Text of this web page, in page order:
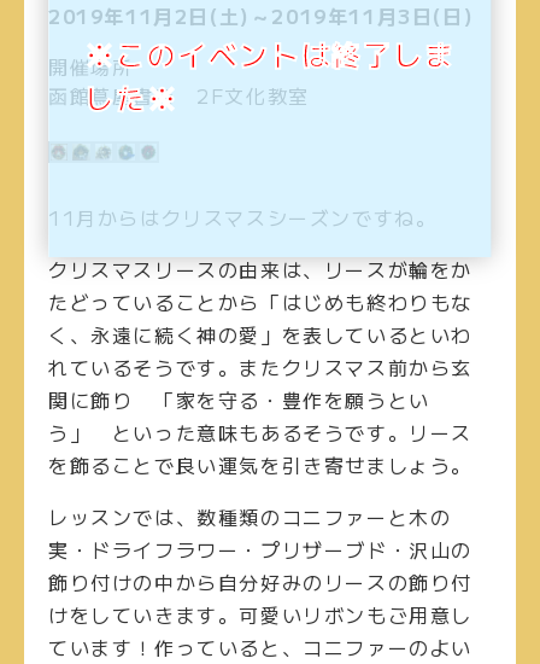
2019年11月2日(土)～2019年11月3日(日)
開催場所
函館蔦屋書店 2F文化教室
11月からはクリスマスシーズンですね。
クリスマスリースの由来は、リースが輪をか
たどっていることから「はじめも終わりもな
く、永遠に続く神の愛」を表しているといわ
れているそうです。またクリスマス前から玄
関に飾り 「家を守る・豊作を願うとい
う」 といった意味もあるそうです。リース
を飾ることで良い運気を引き寄せましょう。
レッスンでは、数種類のコニファーと木の
実・ドライフラワー・プリザーブド・沢山の
飾り付けの中から自分好みのリースの飾り付
けをしていきます。可愛いリボンもご用意し
ています！作っていると、コニファーのよい
※このイベントは終了しま
した※